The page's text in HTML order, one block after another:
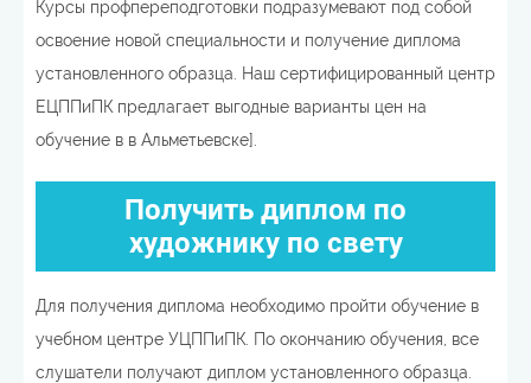
Курсы профпереподготовки подразумевают под собой
освоение новой специальности и получение диплома
установленного образца. Наш сертифицированный центр
ЕЦППиПК предлагает выгодные варианты цен на
обучение в в Альметьевске].
Получить диплом по
художнику по свету
Для получения диплома необходимо пройти обучение в
учебном центре УЦППиПК. По окончанию обучения, все
слушатели получают диплом установленного образца.